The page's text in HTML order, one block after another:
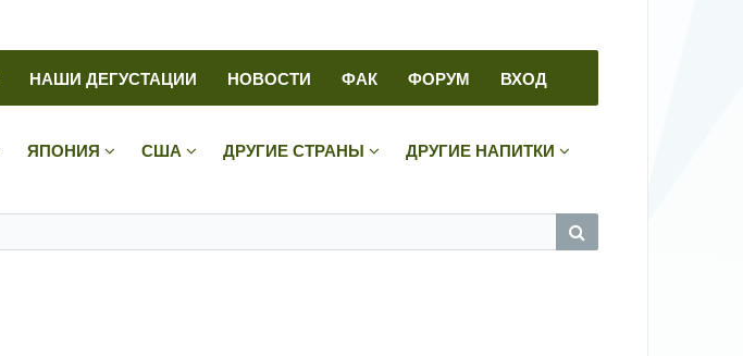
НАШИ ДЕГУСТАЦИИ НОВОСТИ ФАК ФОРУМ ВХОД
ЯПОНИЯ США ДРУГИЕ СТРАНЫ ДРУГИЕ НАПИТКИ